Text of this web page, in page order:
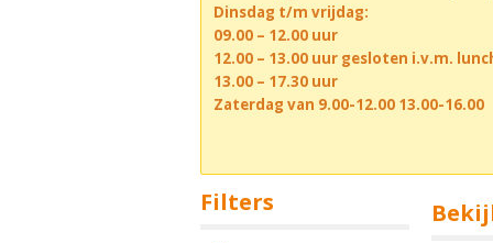
Dinsdag t/m vrijdag:
09.00 – 12.00 uur
12.00 – 13.00 uur gesloten i.v.m.
13.00 – 17.30 uur
Zaterdag van 9.00-12.00 13.00-16.00
Filters